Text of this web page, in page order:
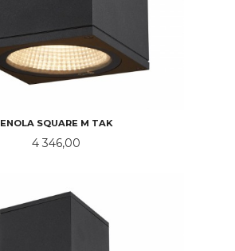
ENOLA SQUARE M TAK
Pris
4 346,00